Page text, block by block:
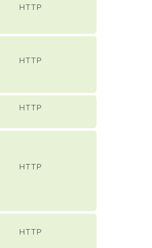
HTTP
HTTP
HTTP
HTTP
HTTP